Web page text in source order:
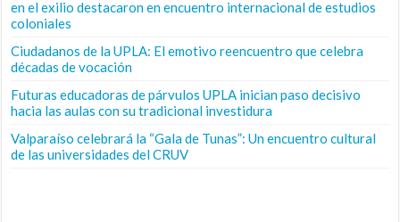
en el exilio destacaron en encuentro internacional de estudios
coloniales
Ciudadanos de la UPLA: El emotivo reencuentro que celebra
décadas de vocación
Futuras educadoras de párvulos UPLA inician paso decisivo
hacia las aulas con su tradicional investidura
Valparaíso celebrará la “Gala de Tunas”: Un encuentro cultural
de las universidades del CRUV